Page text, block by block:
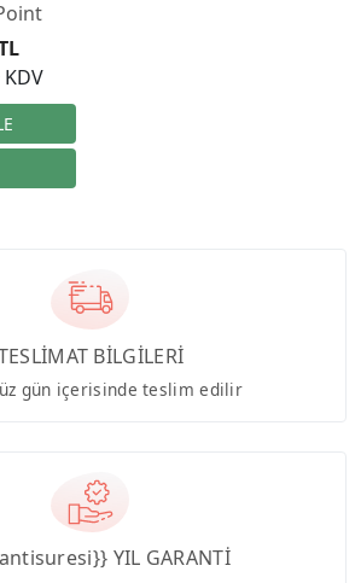
BİLGİLERİ
gün içerisinde teslim edilir
YIL GARANTİ